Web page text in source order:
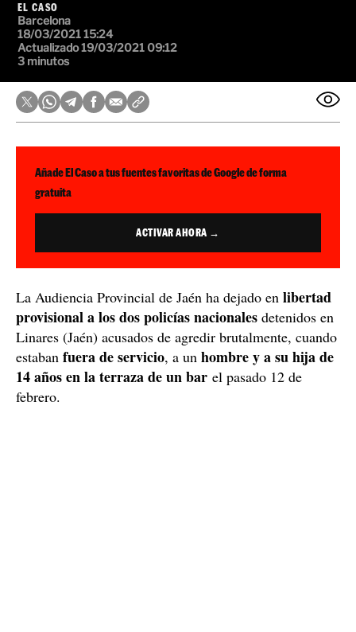
EL CASO
Barcelona
18/03/2021 15:24
Actualizado 19/03/2021 09:12
3 minutos
Añade El Caso a tus fuentes favoritas de Google de forma
gratuita
ACTIVAR AHORA →
La Audiencia Provincial de Jaén ha dejado en libertad
provisional a los dos policías nacionales detenidos en
Linares (Jaén) acusados de agredir brutalmente, cuando
estaban fuera de servicio, a un hombre y a su hija de
14 años en la terraza de un bar el pasado 12 de
febrero.